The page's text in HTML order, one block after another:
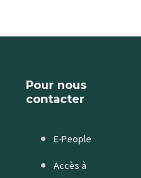
Pour nous
contacter
E-People
Accès à